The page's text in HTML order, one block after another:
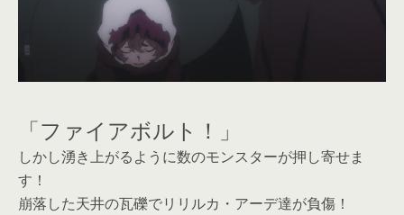
「ファイアボルト！」
しかし湧き上がるように数のモンスターが押し寄せま
す！
崩落した天井の瓦礫でリリルカ・アーデ達が負傷！